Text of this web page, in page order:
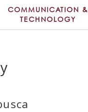
COMMUNICATION &
TECHNOLOGY